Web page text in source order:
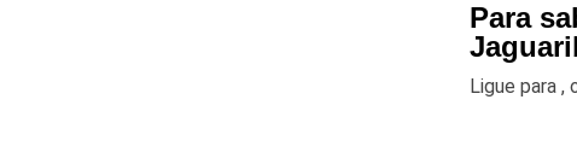
Para
Ligue para,